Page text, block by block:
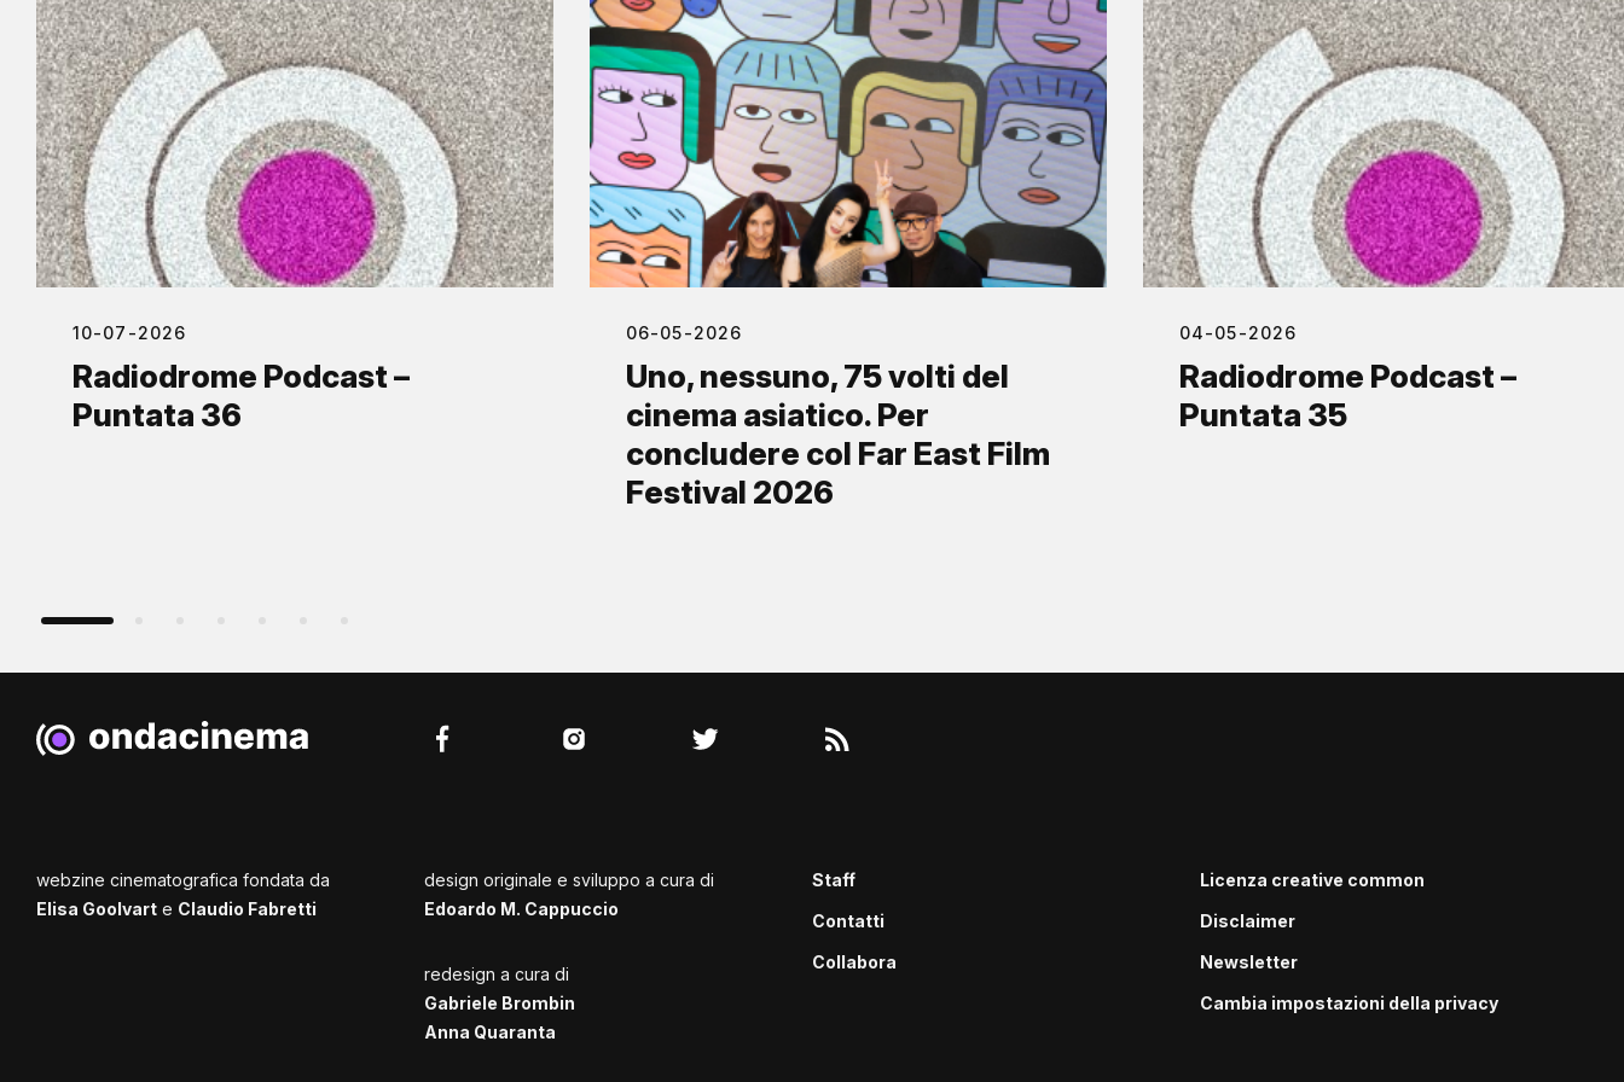
10-07-2026
Radiodrome Podcast –
Puntata 36
06-05-2026
Uno, nessuno, 75 volti del
cinema asiatico. Per
concludere col Far East Film
Festival 2026
04-05-2026
Radiodrome Podcast –
Puntata 35
webzine cinematografica fondata da
Elisa Goolvart e Claudio Fabretti
design originale e sviluppo a cura di
Edoardo M. Cappuccio
redesign a cura di
Gabriele Brombin
Anna Quaranta
Staff
Contatti
Collabora
Licenza creative common
Disclaimer
Newsletter
Cambia impostazioni della privacy